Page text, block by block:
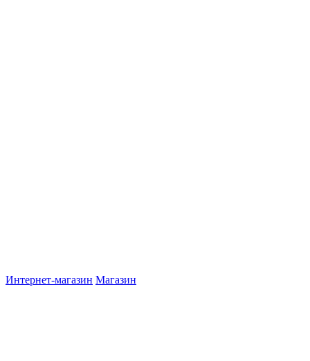
Интернет-магазин Магазин